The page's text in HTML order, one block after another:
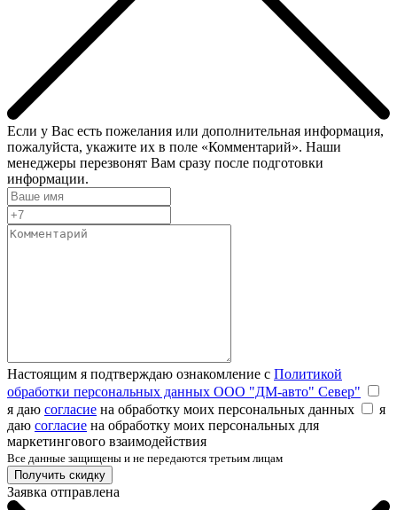
Если у Вас есть пожелания или дополнительная информация,
пожалуйста, укажите их в поле «Комментарий». Наши
менеджеры перезвонят Вам сразу после подготовки
информации.
Настоящим я подтверждаю ознакомление с Политикой
обработки персональных данных ООО "ДМ-авто" Север"
я даю согласие на обработку моих персональных данных
я
даю согласие на обработку моих персональных для
маркетингового взаимодействия
Все данные защищены и не передаются третьим лицам
Заявка отправлена